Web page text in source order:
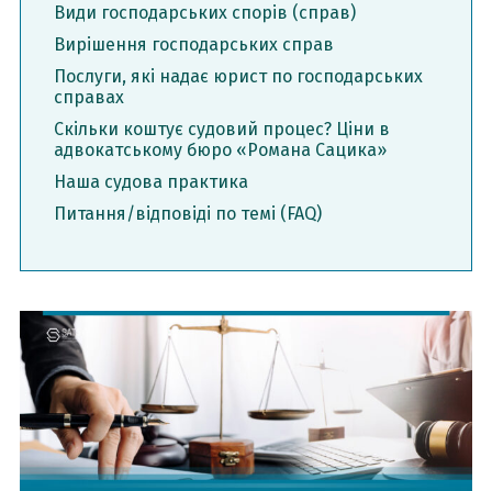
Види господарських спорів (справ)
Вирішення господарських справ
Послуги, які надає юрист по господарських
справах
Скільки коштує судовий процес? Ціни в
адвокатському бюро «Романа Сацика»
Наша судова практика
Питання/відповіді по темі (FAQ)